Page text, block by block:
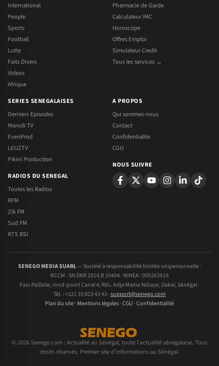
International
People
Sports
Football
Lutte
Faits Divers
Videos
Afrique
Pharmacie de Garde
Calculateur IMC
Horoscope
Offres Emploi
Simulateur Credit
Tous les services →
SERIES SENEGALAISES
Derniers Episodes
Marodi TV
EvenProd
LEUZTV
Pikini Production
RADIOS DU SENEGAL
Toutes les Radios
RFM
Zik FM
Sud FM
RTS RSI
A PROPOS
Qui sommes-nous
Contact
Confidentialite
CGU
NOUS SUIVRE
SENEGO MEDIA SUARL— Société à responsabilité limitée unipersonnelle ·
RCCM : SN DKR 2014.B 19404 · NINEA : 005263819
Fass Paillote, rond-point Canal 4, Rés. Adja Mame Ndiaye, Dakar, Sénégal ·
Tél. : +221 33 823 43 43 ·support@senego.com
Plan du site· Mentions légales·CGU ·Confidentialité
© 2026 Senego.com : Actualité au Sénégal, toute l'actualité sénégalaise. Tous
droits réservés. Premier site d'informations au Sénégal.